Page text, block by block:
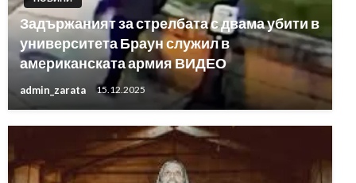
Задържаният за стрелбата с двама убити в
университета Браун служил в
американската армия ВИДЕО
admin_zarata 15.12.2025